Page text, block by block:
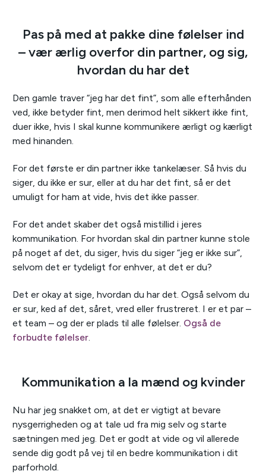
Pas på med at pakke dine følelser ind
– vær ærlig overfor din partner, og sig,
hvordan du har det
Den gamle traver “jeg har det fint”, som alle efterhånden
ved, ikke betyder fint, men derimod helt sikkert ikke fint,
duer ikke, hvis I skal kunne kommunikere ærligt og kærligt
med hinanden.
For det første er din partner ikke tankelæser. Så hvis du
siger, du ikke er sur, eller at du har det fint, så er det
umuligt for ham at vide, hvis det ikke passer.
For det andet skaber det også mistillid i jeres
kommunikation. For hvordan skal din partner kunne stole
på noget af det, du siger, hvis du siger “jeg er ikke sur”,
selvom det er tydeligt for enhver, at det er du?
Det er okay at sige, hvordan du har det. Også selvom du
er sur, ked af det, såret, vred eller frustreret. I er et par –
et team – og der er plads til alle følelser. Også de
forbudte følelser.
Kommunikation a la mænd og kvinder
Nu har jeg snakket om, at det er vigtigt at bevare
nysgerrigheden og at tale ud fra mig selv og starte
sætningen med jeg. Det er godt at vide og vil allerede
sende dig godt på vej til en bedre kommunikation i dit
parforhold.